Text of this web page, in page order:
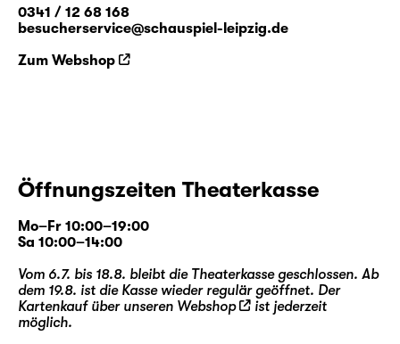
0341 / 12 68 168
besucherservice@schauspiel-leipzig.de
Zum Webshop
Öffnungszeiten Theaterkasse
Mo–Fr 10:00–19:00
Sa 10:00–14:00
Vom 6.7. bis 18.8. bleibt die Theaterkasse geschlossen. Ab
dem 19.8. ist die Kasse wieder regulär geöffnet. Der
Kartenkauf über unseren Webshop
ist jederzeit
möglich.